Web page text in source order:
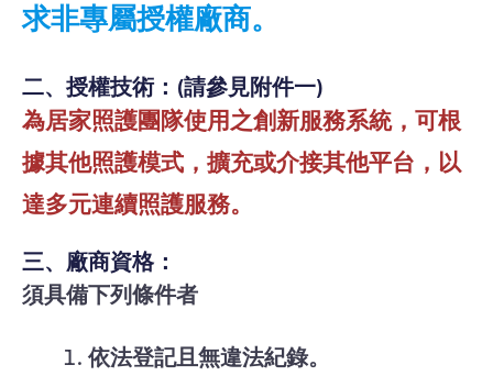
求非專屬授權廠商。
二、授權技術：(請參見附件一)
為居家照護團隊使用之創新服務系統，可根
據其他照護模式，擴充或介接其他平台，以
達多元連續照護服務。
三、 廠商資格：
須具備下列條件者
依法登記且無違法紀錄。